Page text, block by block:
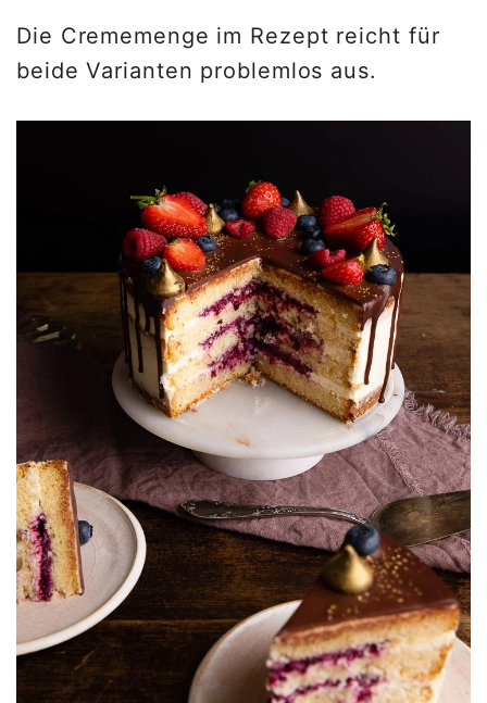
Die Crememenge im Rezept reicht für
beide Varianten problemlos aus.